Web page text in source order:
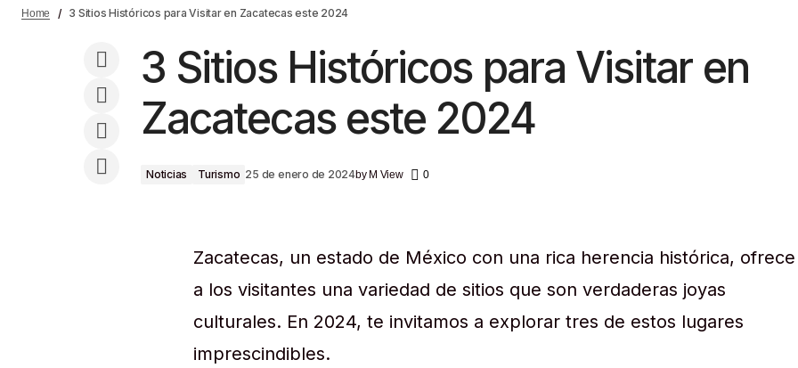
Canasta Básica 2024: ¿Cuál es el
Costo en Zacatecas?
Home 3 Sitios Históricos para Visitar en Zacatecas este 2024
3 Sitios Históricos para Visitar en
Zacatecas este 2024
Noticias Turismo 25 de enero de 2024by M View 0
Zacatecas, un estado de México con una rica herencia histórica, ofrece
a los visitantes una variedad de sitios que son verdaderas joyas
culturales. En 2024, te invitamos a explorar tres de estos lugares
imprescindibles.